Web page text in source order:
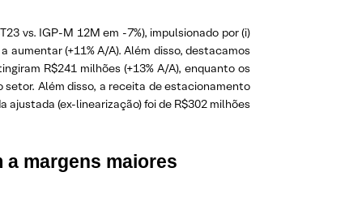
vs. IGP-M 12M em -7%), impulsionado por (i)
aumentar (+11% A/A). Além disso, destacamos
R$241 milhões (+13% A/A), enquanto os
setor. Além disso, a receita de estacionamento
ajustada (ex-linearização) foi de R$302 milhões
margens maiores